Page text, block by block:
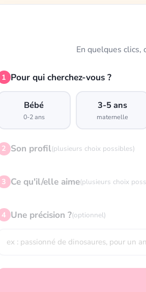
En quelques clics,
1 Pour qui cherchez-vous ?
Bébé
0-2 ans
3-5 ans
maternelle
2 Son profil(plusieurs choix possibles)
3 Ce qu'il/elle aime(plusieurs choix
4 Une précision ?(optionnel)